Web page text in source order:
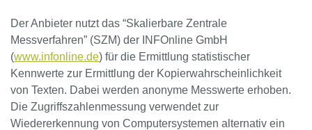
Der Anbieter nutzt das “Skalierbare Zentrale
Messverfahren” (SZM) der INFOnline GmbH
(www.infonline.de) für die Ermittlung statistischer
Kennwerte zur Ermittlung der Kopierwahrscheinlichkeit
von Texten. Dabei werden anonyme Messwerte erhoben.
Die Zugriffszahlenmessung verwendet zur
Wiedererkennung von Computersystemen alternativ ein